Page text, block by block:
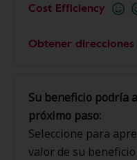
Cost Efficiency
Obtener direcciones
Su beneficio podría
próximo paso:
Seleccione para
valor de su beneficio